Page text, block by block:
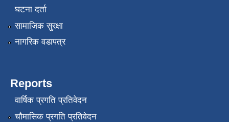
घटना दर्ता
सामाजिक सुरक्षा
नागरिक वडापत्र
Reports
वार्षिक प्रगति प्रतिवेदन
चौमासिक प्रगति प्रतिवेदन